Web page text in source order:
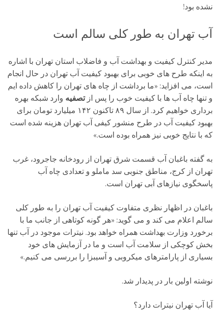
نشده بود!
آب تهران به طور کلی سالم است
مدیر کنترل کیفیت و بهداشت آب و فاضلاب استان تهران با اشاره
به اینکه طرح های خوبی برای بهبود کیفیت آب تهران در حال انجام
است، می افزاید: «ما برداشت از چاه های تهران را کاهش داده ایم
و تنها چاه آب ها با کیفیت خوب را پس ازتصفیه وارد شبکه بهره
برداری خواهیم کرد. از سال ۸۹ تاکنون ۱۴۲ میلیارد تومان برای
بهبود کیفیت آب در طرح منشور کیفی آب تهران هزینه شده است
که با نتایج خوبی نیز همراه بوده است.»
به گفته باغبان آب قسمت شرق تهران از رودخانه جاجرود، غرب
تهران از کرج، مناطق جنوبی سد ماملو و تعدادی چاه آب
پاسخگوی نیازهای آبی تهران است.
باغبان در اظهار نظری متفاوت کیفیت آب تهران را به طور کلی
سالم اعلام می کند و می گوید: «هر گونه کوتاهی از جانب ما با
برخورد وزارت بهداشت همراه خواهد بود. نیترات موجود در آب تنها
بخش کوچکی از سلامت آب است و ما در آزمایش های خود
بسیاری از پارامترهای میکروبی و آسیبزا را بررسی می کنیم.»
نوشته اولین بار در پدیدار شد.
آیا آب تهران نیترات دارد؟